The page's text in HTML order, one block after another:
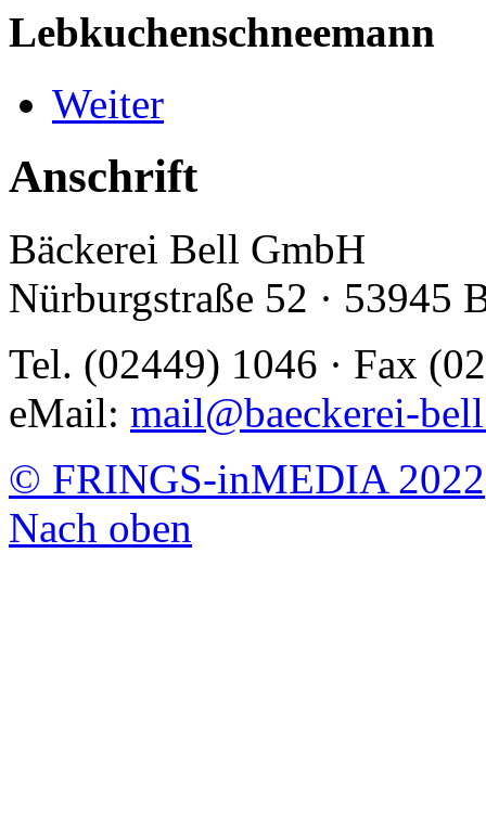
Lebkuchenschneemann
Weiter
Anschrift
Bäckerei Bell GmbH
Nürburgstraße 52 · 53945
Tel. (02449) 1046 · Fax
eMail: mail@baeckerei-
© FRINGS-inMEDIA 2022
Nach oben